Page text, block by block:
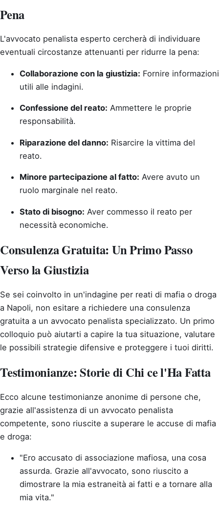
Pena
L'avvocato penalista esperto cercherà di individuare
eventuali circostanze attenuanti per ridurre la pena:
Collaborazione con la giustizia: Fornire informazioni
utili alle indagini.
Confessione del reato: Ammettere le proprie
responsabilità.
Riparazione del danno: Risarcire la vittima del
reato.
Minore partecipazione al fatto: Avere avuto un
ruolo marginale nel reato.
Stato di bisogno: Aver commesso il reato per
necessità economiche.
Consulenza Gratuita: Un Primo Passo
Verso la Giustizia
Se sei coinvolto in un'indagine per reati di mafia o droga
a Napoli, non esitare a richiedere una consulenza
gratuita a un avvocato penalista specializzato. Un primo
colloquio può aiutarti a capire la tua situazione, valutare
le possibili strategie difensive e proteggere i tuoi diritti.
Testimonianze: Storie di Chi ce l'Ha Fatta
Ecco alcune testimonianze anonime di persone che,
grazie all'assistenza di un avvocato penalista
competente, sono riuscite a superare le accuse di mafia
e droga:
"Ero accusato di associazione mafiosa, una cosa
assurda. Grazie all'avvocato, sono riuscito a
dimostrare la mia estraneità ai fatti e a tornare alla
mia vita."